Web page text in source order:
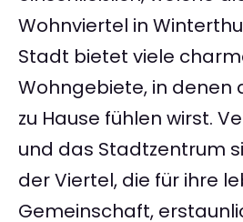
Wohnviertel in
Stadt bietet viele
Wohngebiete, in denen
zu Hause fühlen wirst.
und das Stadtzentrum
der Viertel, die für ihre
Gemeinschaft,